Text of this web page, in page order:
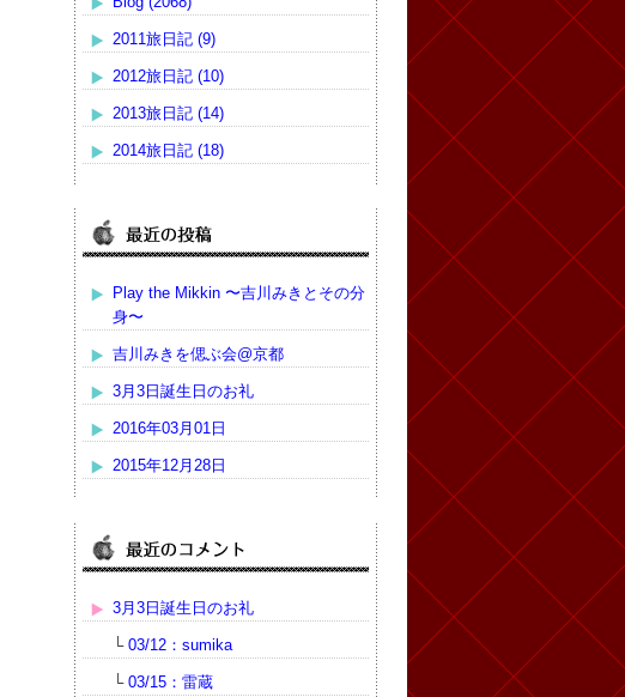
2011旅日記 (9)
2012旅日記 (10)
2013旅日記 (14)
2014旅日記 (18)
Play the Mikkin 〜吉川みきとその分
身〜
吉川みきを偲ぶ会@京都
3月3日誕生日のお礼
2016年03月01日
2015年12月28日
3月3日誕生日のお礼
└ 03/12：sumika
└ 03/15：雷蔵